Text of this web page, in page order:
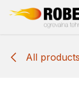
Skip to Content
All products